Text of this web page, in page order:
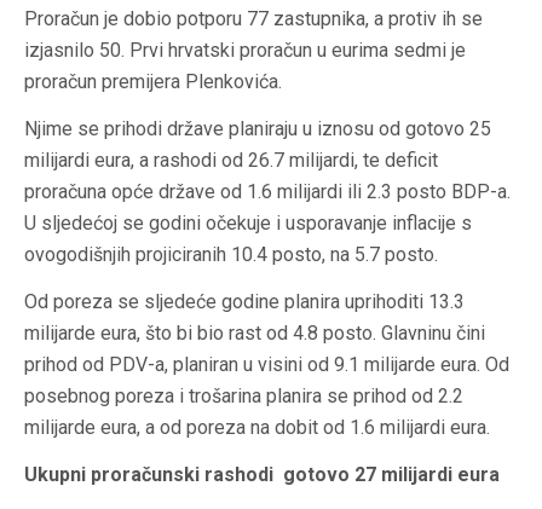
Proračun je dobio potporu 77 zastupnika, a protiv ih se
izjasnilo 50. Prvi hrvatski proračun u eurima sedmi je
proračun premijera Plenkovića.
Njime se prihodi države planiraju u iznosu od gotovo 25
milijardi eura, a rashodi od 26.7 milijardi, te deficit
proračuna opće države od 1.6 milijardi ili 2.3 posto BDP-a.
U sljedećoj se godini očekuje i usporavanje inflacije s
ovogodišnjih projiciranih 10.4 posto, na 5.7 posto.
Od poreza se sljedeće godine planira uprihoditi 13.3
milijarde eura, što bi bio rast od 4.8 posto. Glavninu čini
prihod od PDV-a, planiran u visini od 9.1 milijarde eura. Od
posebnog poreza i trošarina planira se prihod od 2.2
milijarde eura, a od poreza na dobit od 1.6 milijardi eura.
Ukupni proračunski rashodi gotovo 27 milijardi eura